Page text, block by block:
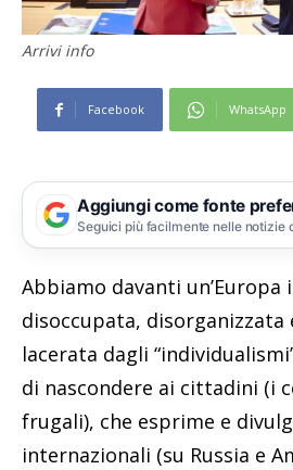
Arrivi info
Facebook WhatsApp
Aggiungi come fonte
Seguici più facilmente nelle notizie
Abbiamo davanti un’Europa
disoccupata, disorganizzata
lacerata dagli
di nascondere ai cittadini (i
frugali), che esprime e
internazionali (su Russia e